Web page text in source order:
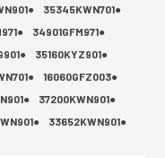
35345KWN701●
34901GFM971●
35160KYZ901●
16060GFZ003●
37200KWN901●
33652KWN901●